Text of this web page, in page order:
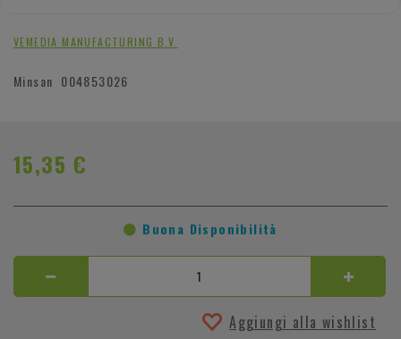
VEMEDIA MANUFACTURING B.V.
Minsan 004853026
15,35 €
Buona Disponibilità
Aggiungi alla wishlist